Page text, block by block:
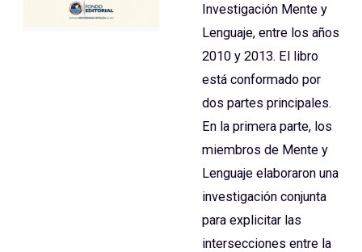
Investigación Mente y
Lenguaje, entre los años
2010 y 2013. El libro
está conformado por
dos partes principales.
En la primera parte, los
miembros de Mente y
Lenguaje elaboraron una
investigación conjunta
para explicitar las
intersecciones entre la